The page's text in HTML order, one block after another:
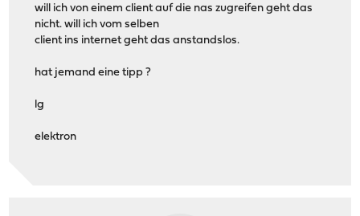
will ich von einem client auf die nas zugreifen geht das
nicht. will ich vom selben
client ins internet geht das anstandslos.
hat jemand eine tipp ?
lg
elektron